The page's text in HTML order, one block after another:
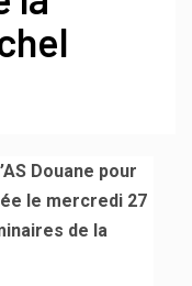
Douane pour
le mercredi 27
de la